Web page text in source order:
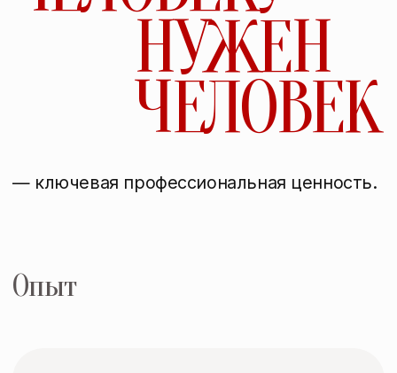
авторских лекций
на гуманитарную тематику
пособия, рефлексивные
и читательские дневники)
40+